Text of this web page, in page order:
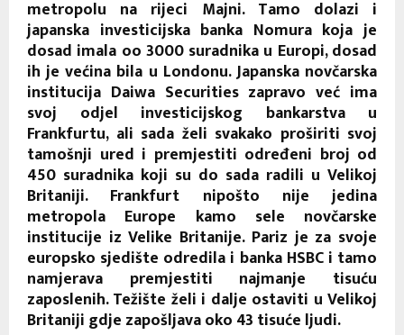
metropolu na rijeci Majni. Tamo dolazi i
japanska investicijska banka Nomura koja je
dosad imala oo 3000 suradnika u Europi, dosad
ih je većina bila u Londonu. Japanska novčarska
institucija Daiwa Securities zapravo već ima
svoj odjel investicijskog bankarstva u
Frankfurtu, ali sada želi svakako proširiti svoj
tamošnji ured i premjestiti određeni broj od
450 suradnika koji su do sada radili u Velikoj
Britaniji. Frankfurt nipošto nije jedina
metropola Europe kamo sele novčarske
institucije iz Velike Britanije. Pariz je za svoje
europsko sjedište odredila i banka HSBC i tamo
namjerava premjestiti najmanje tisuću
zaposlenih. Težište želi i dalje ostaviti u Velikoj
Britaniji gdje zapošljava oko 43 tisuće ljudi.